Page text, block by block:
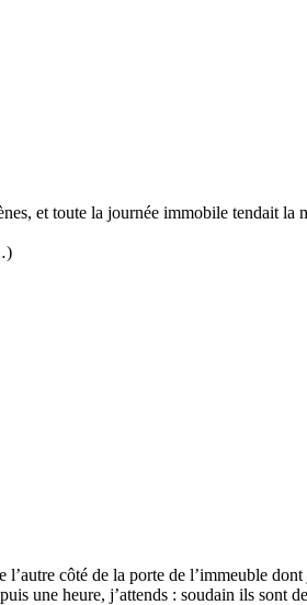
et toute la journée immobile tendait la
côté de la porte de l’immeuble dont
une heure, j’attends : soudain ils sont